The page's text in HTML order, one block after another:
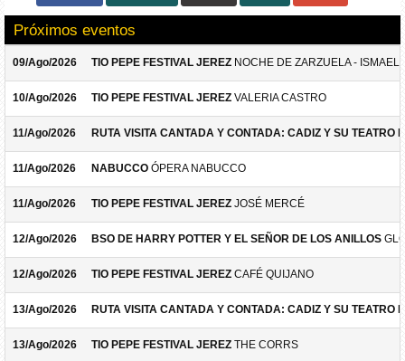
Próximos eventos
09/Ago/2026 TIO PEPE FESTIVAL JEREZ NOCHE DE ZARZUELA -
10/Ago/2026 TIO PEPE FESTIVAL JEREZ VALERIA CASTRO
11/Ago/2026 RUTA VISITA CANTADA Y CONTADA: CADIZ Y SU TEATRO
11/Ago/2026 NABUCCO ÓPERA NABUCCO
11/Ago/2026 TIO PEPE FESTIVAL JEREZ JOSÉ MERCÉ
12/Ago/2026 BSO DE HARRY POTTER Y EL SEÑOR DE LOS ANILLOS
12/Ago/2026 TIO PEPE FESTIVAL JEREZ CAFÉ QUIJANO
13/Ago/2026 RUTA VISITA CANTADA Y CONTADA: CADIZ Y SU TEATRO
13/Ago/2026 TIO PEPE FESTIVAL JEREZ THE CORRS